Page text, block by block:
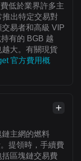
低於業界許多主
推出特定交易對
易者和高級 VIP
有的 BGB 越
大。有關現貨
官方費用概
主網的燃料
提領時，手續費
區塊鏈交易費